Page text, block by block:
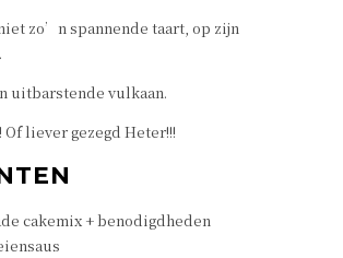
zo’n spannende taart, op zijn
uitbarstende vulkaan.
Of liever gezegd Heter!!!
cakemix + benodigdheden